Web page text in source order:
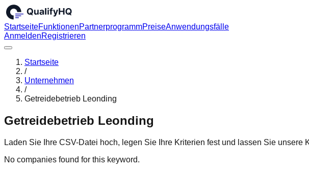
StartseiteFunktionenPartnerprogrammPreiseAnwendungsfälle
AnmeldenRegistrieren
Startseite
/
Unternehmen
/
Getreidebetrieb Leonding
Getreidebetrieb Leonding
Laden Sie Ihre CSV-Datei hoch, legen Sie Ihre Kriterien fest und lassen Sie
No companies found for this keyword.